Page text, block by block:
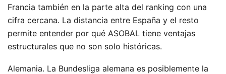
Francia también en la parte alta del ranking con una
cifra cercana. La distancia entre España y el resto
permite entender por qué ASOBAL tiene ventajas
estructurales que no son solo históricas.
Alemania. La Bundesliga alemana es posiblemente la